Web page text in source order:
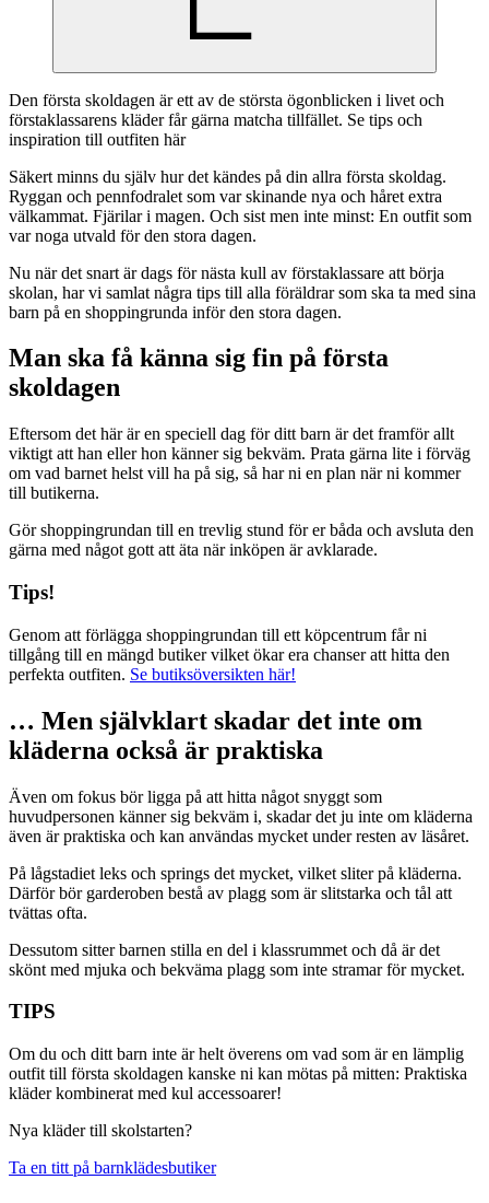
Den första skoldagen är ett av de största ögonblicken i livet och
förstaklassarens kläder får gärna matcha tillfället. Se tips och
inspiration till outfiten här
Säkert minns du själv hur det kändes på din allra första skoldag.
Ryggan och pennfodralet som var skinande nya och håret extra
välkammat. Fjärilar i magen. Och sist men inte minst: En outfit som
var noga utvald för den stora dagen.
Nu när det snart är dags för nästa kull av förstaklassare att börja
skolan, har vi samlat några tips till alla föräldrar som ska ta med sina
barn på en shoppingrunda inför den stora dagen.
Man ska få känna sig fin på första
skoldagen
Eftersom det här är en speciell dag för ditt barn är det framför allt
viktigt att han eller hon känner sig bekväm. Prata gärna lite i förväg
om vad barnet helst vill ha på sig, så har ni en plan när ni kommer
till butikerna.
Gör shoppingrundan till en trevlig stund för er båda och avsluta den
gärna med något gott att äta när inköpen är avklarade.
Tips!
Genom att förlägga shoppingrundan till ett köpcentrum får ni
tillgång till en mängd butiker vilket ökar era chanser att hitta den
perfekta outfiten. Se butiksöversikten här!
… Men självklart skadar det inte om
kläderna också är praktiska
Även om fokus bör ligga på att hitta något snyggt som
huvudpersonen känner sig bekväm i, skadar det ju inte om kläderna
även är praktiska och kan användas mycket under resten av läsåret.
På lågstadiet leks och springs det mycket, vilket sliter på kläderna.
Därför bör garderoben bestå av plagg som är slitstarka och tål att
tvättas ofta.
Dessutom sitter barnen stilla en del i klassrummet och då är det
skönt med mjuka och bekväma plagg som inte stramar för mycket.
TIPS
Om du och ditt barn inte är helt överens om vad som är en lämplig
outfit till första skoldagen kanske ni kan mötas på mitten: Praktiska
kläder kombinerat med kul accessoarer!
Nya kläder till skolstarten?
Ta en titt på barnklädesbutiker